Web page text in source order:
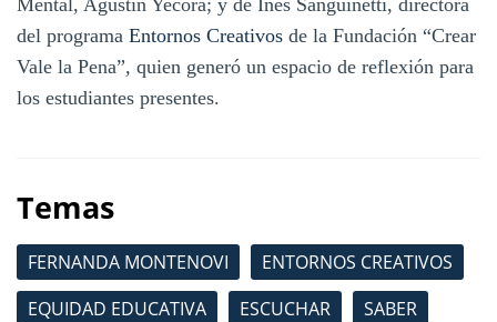
del programa Entornos Creativos de la Fundación “Crear
Vale la Pena”, quien generó un espacio de reflexión para
los estudiantes presentes.
Temas
FERNANDA MONTENOVI
ENTORNOS CREATIVOS
EQUIDAD EDUCATIVA
ESCUCHAR
SABER